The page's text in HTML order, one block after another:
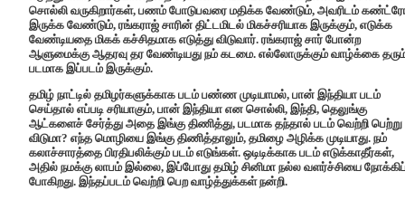
சொல்லி வருகிறார்கள், பணம் போடுபவரை மதிக்க வேண்டும், அவரிடம்
இருக்க வேண்டும், ரங்கராஜ் சாரின் திட்டமிடல் மிகச்சரியாக இருக்கும், எடுக்க
வேண்டியதை மிகக் கச்சிதமாக எடுத்து விடுவார். ரங்கராஜ் சார் போன்ற
ஆளுமைக்கு ஆதரவு தர வேண்டியது நம் கடமை. எல்லோருக்கும் வாழ்க்கை
படமாக இப்படம் இருக்கும்.
தமிழ் நாட்டில் தமிழர்களுக்காக படம் பண்ண முடியாமல், பான் இந்தியா படம்
செய்தால் எப்படி சரியாகும், பான் இந்தியா என சொல்லி, இந்தி, தெலுங்கு
ஆட்களைச் சேர்த்து அதை இங்கு திணித்து, படமாக தந்தால் படம் வெற்றி பெற்று
விடுமா? எந்த மொழியை இங்கு திணித்தாலும், தமிழை அழிக்க முடியாது. நம்
கலாச்சாரத்தை பிரதிபலிக்கும் படம் எடுங்கள். ஒடிடிக்காக படம் எடுக்காதீர்கள்,
அதில் நமக்கு லாபம் இல்லை, இப்போது தமிழ் சினிமா நல்ல வளர்ச்சியை
போகிறது. இந்தப்படம் வெற்றி பெற வாழ்த்துக்கள் நன்றி.